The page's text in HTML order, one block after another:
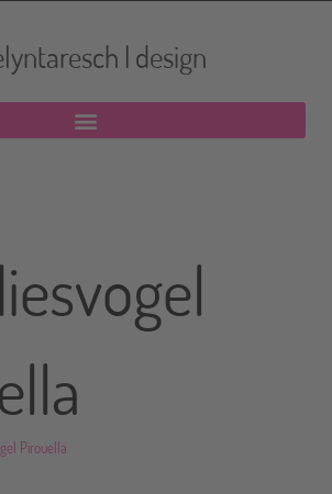
| design
Pirouella